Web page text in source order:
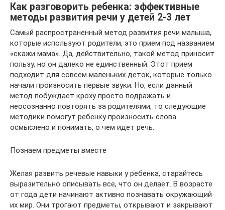
Как разговорить ребенка: эффективные
методы развития речи у детей 2-3 лет
Самый распространенный метод развития речи малыша,
которые используют родители, это прием под названием
«скажи мама». Да, действительно, такой метод приносит
пользу, но он далеко не единственный. Этот прием
подходит для совсем маленьких деток, которые только
начали произносить первые звуки. Но, если данный
метод побуждает кроху просто подражать и
неосознанно повторять за родителями, то следующие
методики помогут ребенку произносить слова
осмыслено и понимать, о чем идет речь.
Познаем предметы вместе
Желая развить речевые навыки у ребенка, старайтесь
выразительно описывать все, что он делает. В возрасте
от года дети начинают активно познавать окружающий
их мир. Они трогают предметы, открывают и закрывают